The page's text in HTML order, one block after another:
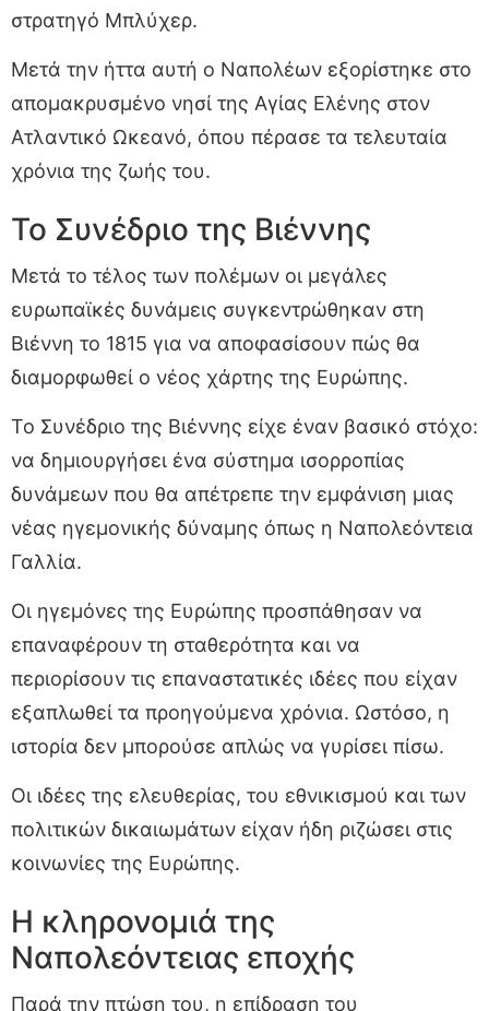
στρατηγό Μπλύχερ.
Μετά την ήττα αυτή ο Ναπολέων εξορίστηκε στο
απομακρυσμένο νησί της Αγίας Ελένης στον
Ατλαντικό Ωκεανό, όπου πέρασε τα τελευταία
χρόνια της ζωής του.
Το Συνέδριο της Βιέννης
Μετά το τέλος των πολέμων οι μεγάλες
ευρωπαϊκές δυνάμεις συγκεντρώθηκαν στη
Βιέννη το 1815 για να αποφασίσουν πώς θα
διαμορφωθεί ο νέος χάρτης της Ευρώπης.
Το Συνέδριο της Βιέννης είχε έναν βασικό στόχο:
να δημιουργήσει ένα σύστημα ισορροπίας
δυνάμεων που θα απέτρεπε την εμφάνιση μιας
νέας ηγεμονικής δύναμης όπως η Ναπολεόντεια
Γαλλία.
Οι ηγεμόνες της Ευρώπης προσπάθησαν να
επαναφέρουν τη σταθερότητα και να
περιορίσουν τις επαναστατικές ιδέες που είχαν
εξαπλωθεί τα προηγούμενα χρόνια. Ωστόσο, η
ιστορία δεν μπορούσε απλώς να γυρίσει πίσω.
Οι ιδέες της ελευθερίας, του εθνικισμού και των
πολιτικών δικαιωμάτων είχαν ήδη ριζώσει στις
κοινωνίες της Ευρώπης.
Η κληρονομιά της
Ναπολεόντειας εποχής
Παρά την πτώση του, η επίδραση του